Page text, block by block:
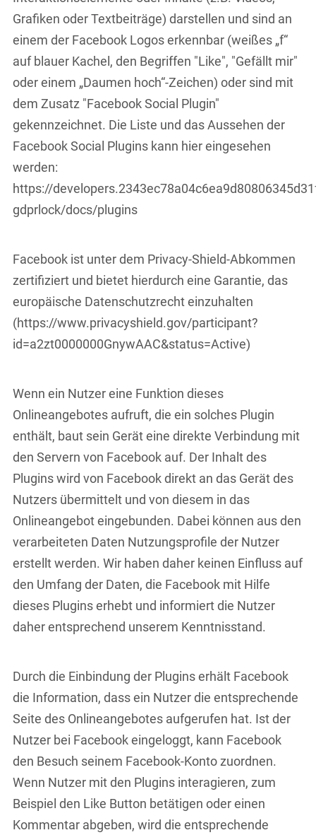
Grafiken oder Textbeiträge) darstellen und sind an
einem der Facebook Logos erkennbar (weißes „f“
auf blauer Kachel, den Begriffen "Like", "Gefällt mir"
oder einem „Daumen hoch“-Zeichen) oder sind mit
dem Zusatz "Facebook Social Plugin"
gekennzeichnet. Die Liste und das Aussehen der
Facebook Social Plugins kann hier eingesehen
werden:
https://
gdprlock/docs/plugins
Facebook ist unter dem Privacy-Shield-Abkommen
zertifiziert und bietet hierdurch eine Garantie, das
europäische Datenschutzrecht einzuhalten
(https://www.privacyshield.gov/participant?
id=a2zt0000000GnywAAC&status=Active)
Wenn ein Nutzer eine Funktion dieses
Onlineangebotes aufruft, die ein solches Plugin
enthält, baut sein Gerät eine direkte Verbindung mit
den Servern von Facebook auf. Der Inhalt des
Plugins wird von Facebook direkt an das Gerät des
Nutzers übermittelt und von diesem in das
Onlineangebot eingebunden. Dabei können aus den
verarbeiteten Daten Nutzungsprofile der Nutzer
erstellt werden. Wir haben daher keinen Einfluss auf
den Umfang der Daten, die Facebook mit Hilfe
dieses Plugins erhebt und informiert die Nutzer
daher entsprechend unserem Kenntnisstand.
Durch die Einbindung der Plugins erhält Facebook
die Information, dass ein Nutzer die entsprechende
Seite des Onlineangebotes aufgerufen hat. Ist der
Nutzer bei Facebook eingeloggt, kann Facebook
den Besuch seinem Facebook-Konto zuordnen.
Wenn Nutzer mit den Plugins interagieren, zum
Beispiel den Like Button betätigen oder einen
Kommentar abgeben, wird die entsprechende